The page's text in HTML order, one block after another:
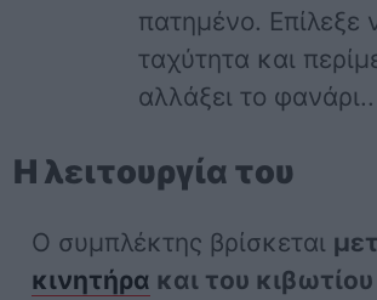
πατημένο. Επίλεξε
ταχύτητα και
αλλάξει το φανάρι..
Η λειτουργία του
Ο συμπλέκτης βρίσκεται
κινητήρα και του κιβωτίου